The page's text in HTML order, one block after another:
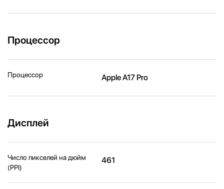
Процессор
Процессор Apple A17 Pro
Дисплей
Число пикселей на дюйм
(PPI)
461